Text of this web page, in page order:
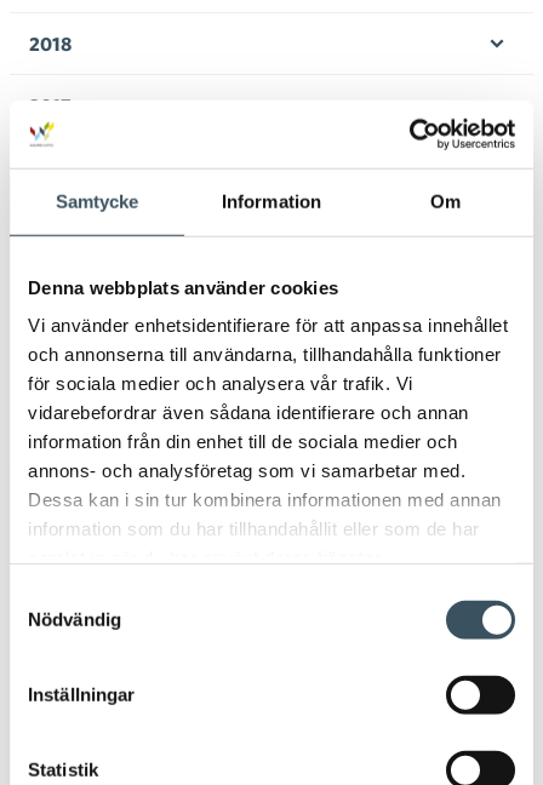
Samtycke Information Om
Denna webbplats använder cookies
Vi använder enhetsidentifierare för att anpassa innehållet
och annonserna till användarna, tillhandahålla funktioner
för sociala medier och analysera vår trafik. Vi
vidarebefordrar även sådana identifierare och annan
information från din enhet till de sociala medier och
annons- och analysföretag som vi samarbetar med.
Dessa kan i sin tur kombinera informationen med annan
information som du har tillhandahållit eller som de har
Nödvändig
Inställningar
Statistik
2018
2017
Avainsanat
Arbetsavtal arbetsavtalsblankett
Arbetsintyg arbetsliv beskattningen
butiksäkerhet circulär ekonomi coronavirus
Detaljhandelns Forskningsstiftelse digitala inköp
digitala köp digitala matinköp
digitalisering direkt stöd
donationer av kläder fackhandeln
företagsansvar